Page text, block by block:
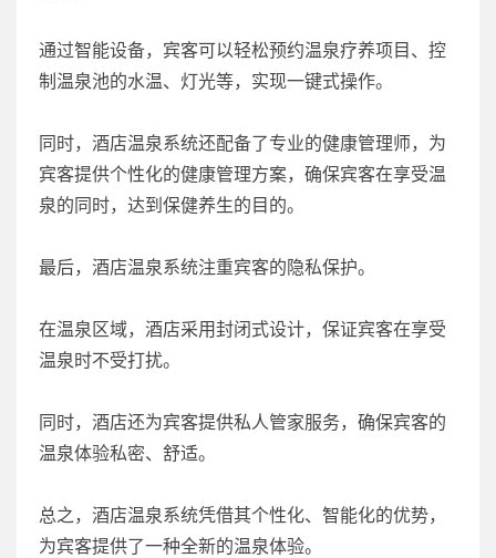
通过智能设备，宾客可以轻松预约温泉疗养项目、控
制温泉池的水温、灯光等，实现一键式操作。
同时，酒店温泉系统还配备了专业的健康管理师，为
宾客提供个性化的健康管理方案，确保宾客在享受温
泉的同时，达到保健养生的目的。
最后，酒店温泉系统注重宾客的隐私保护。
在温泉区域，酒店采用封闭式设计，保证宾客在享受
温泉时不受打扰。
同时，酒店还为宾客提供私人管家服务，确保宾客的
温泉体验私密、舒适。
总之，酒店温泉系统凭借其个性化、智能化的优势，
为宾客提供了一种全新的温泉体验。